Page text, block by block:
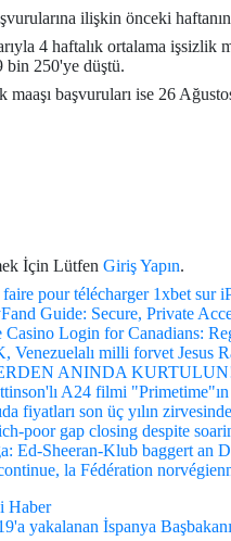
ilişkin önceki
4 haftalık ortalama işsizlik
bin 250'ye düştü.
maaşı başvuruları ise 26
İçin Lütfen Giriş Yapın.
pour télécharger 1xbet sur
Guide: Secure, Private
Casino Login for Canadians:
Venezuelalı milli forvet Jesus
ANINDA KURTULUN!
A24 filmi "Primetime"ın
fiyatları son üç yılın zirvesinde
poor gap closing despite
Ed-Sheeran-Klub baggert an
la Fédération
Haber
yakalanan İspanya